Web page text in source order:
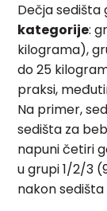
Dečja sedišta
kategorije:
kilograma),
do 25
praksi,
Na primer,
sedišta za
napuni četiri
u grupi 1/2/3
nakon